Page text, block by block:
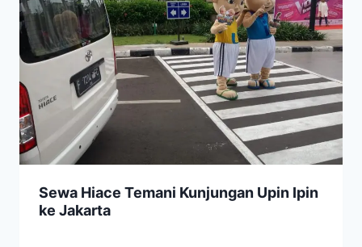
Sewa Hiace Temani Kunjungan Upin Ipin
ke Jakarta